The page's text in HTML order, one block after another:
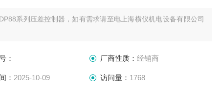
系列压差控制器，如有需求请至电上海横仪机电设备有限公司
： 厂商性质： 经销商
： 2025-10-09 访问量： 1768